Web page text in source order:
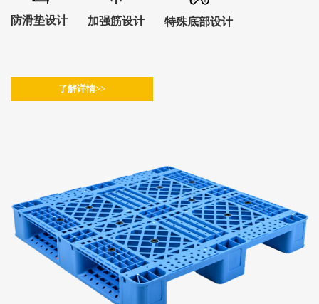
防滑垫设计 加强筋设计 特殊底部设计
了解详情>>